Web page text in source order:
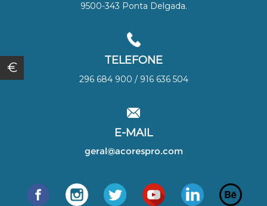
€
9500-343 Ponta Delgada.
TELEFONE
296 684 900 / 916 636 504
E-MAIL